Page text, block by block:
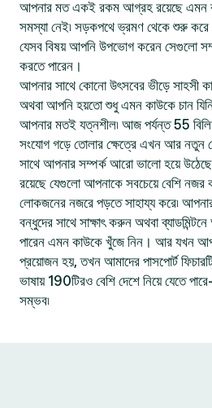
আপনার মত একই রকম আগ্রহ রয়েছে এমন
সমস্যা নেই৷ সড়কপথে ভ্রমণ থেকে শুরু করে
যেসব বিষয় আপনি উপভোগ করেন সেগুলো
করতে পারেন।
আপনার সাথে কোনো উৎসবের ভীড়ে সাহসী
অথবা আপনি হয়তো শুধু এমন কাউকে চান যিনি
আপনার মতই যত্নশীল৷ আজ পর্যন্ত 55
সংযোগ গড়ে তোলার ক্ষেত্রে এখন আর নতুন
সাথে আপনার সম্পর্ক আরো ভালো হয়ে
রয়েছে যেগুলো আপনাকে সবচেয়ে বেশি নজর
লোকজনের নজরে পড়তে সাহায্য করে৷
বন্ধুদের সাথে সাক্ষাৎ করুন অথবা
পারেন এমন কাউকে খুঁজে নিন। আর যখন
প্রয়োজন হয়, তখন আমাদের পাসপোর্ট
ভাষায় 190টিরও বেশি দেশে নিয়ে যেতে
সম্ভব৷